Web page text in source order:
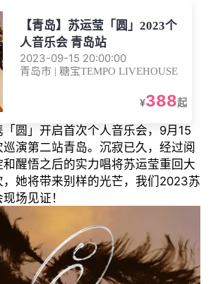
【青岛】苏运莹「圆」2023个
人音乐会 青岛站
2023-09-15 20:00:00
青岛市 | 糖宝TEMPO LIVEHOUSE
¥388起
圆」开启首次个人音乐会，9月15
巡演第二站青岛。沉寂已久，经过阅
醒悟之后的实力唱将苏运莹重回大
，她将带来别样的光芒，我们2023苏
场见证！